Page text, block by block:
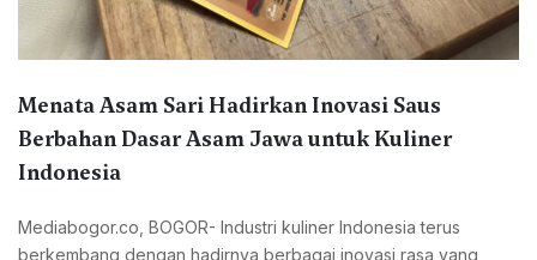
Menata Asam Sari Hadirkan Inovasi Saus
Berbahan Dasar Asam Jawa untuk Kuliner
Indonesia
Mediabogor.co, BOGOR- Industri kuliner Indonesia terus
berkembang dengan hadirnya berbagai inovasi rasa yang